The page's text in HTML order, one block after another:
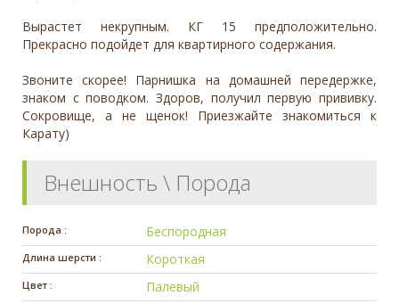
Вырастет некрупным. КГ 15 предположительно.
Прекрасно подойдет для квартирного содержания.
Звоните скорее! Парнишка на домашней передержке,
знаком с поводком. Здоров, получил первую прививку.
Сокровище, а не щенок! Приезжайте знакомиться к
Карату)
Внешность \ Порода
Порода : Беспородная
Длина шерсти : Короткая
Цвет : Палевый